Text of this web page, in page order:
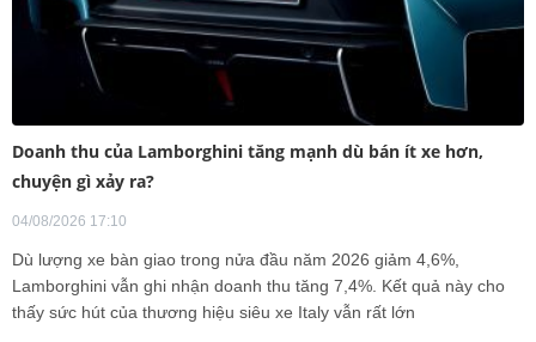
Doanh thu của Lamborghini tăng mạnh dù bán ít xe hơn,
chuyện gì xảy ra?
04/08/2026 17:10
Dù lượng xe bàn giao trong nửa đầu năm 2026 giảm 4,6%,
Lamborghini vẫn ghi nhận doanh thu tăng 7,4%. Kết quả này cho
thấy sức hút của thương hiệu siêu xe Italy vẫn rất lớn